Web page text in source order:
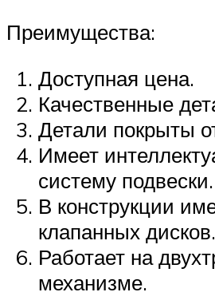
Преимущества:
Доступная цена.
Качественные
Детали покрыты
Имеет
систему подвески.
В конструкции
клапанных дисков.
Работает на
механизме.